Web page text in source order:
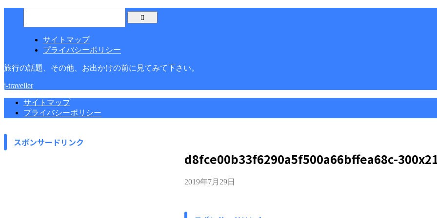
サイトマップ
プライバシーポリシー
旅行の話題、その他、お出かけの前に見てみて下さい。
j-traveller
サイトマップ
プライバシーポリシー
d8fce00b33f6290a5f500a66bffea68c-
2019年7月29日
スポンサードリンク